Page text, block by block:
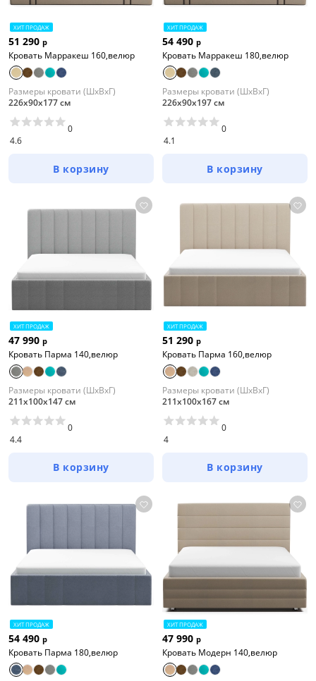
ХИТ ПРОДАЖ
51 290 р
Кровать Марракеш 160,велюр
Размеры кровати (ШхВхГ)
226х90х177 см
4.6
0
В корзину
ХИТ ПРОДАЖ
54 490 р
Кровать Марракеш 180,велюр
Размеры кровати (ШхВхГ)
226х90х197 см
4.1
0
В корзину
ХИТ ПРОДАЖ
47 990 р
Кровать Парма 140,велюр
Размеры кровати (ШхВхГ)
211х100х147 см
4.4
0
В корзину
ХИТ ПРОДАЖ
51 290 р
Кровать Парма 160,велюр
Размеры кровати (ШхВхГ)
211х100х167 см
4
0
В корзину
ХИТ ПРОДАЖ
54 490 р
Кровать Парма 180,велюр
ХИТ ПРОДАЖ
47 990 р
Кровать Модерн 140,велюр